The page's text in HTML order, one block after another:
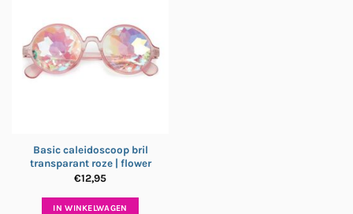
Basic caleidoscoop bril
transparant roze | flower
€12,95
IN WINKELWAGEN